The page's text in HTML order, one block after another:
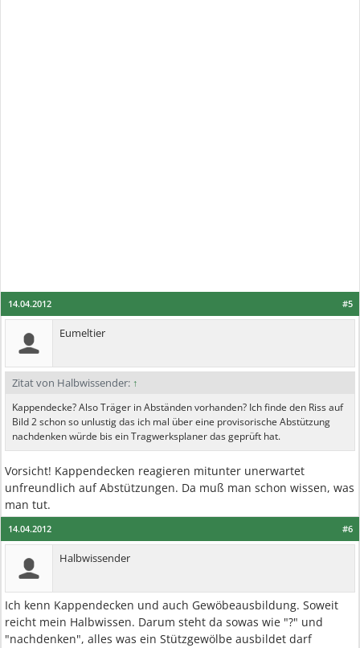
#5
14.04.2012
Eumeltier
Zitat von Halbwissender: ↑
Kappendecke? Also Träger in Abständen vorhanden? Ich finde den Riss auf
Bild 2 schon so unlustig das ich mal über eine provisorische Abstützung
nachdenken würde bis ein Tragwerksplaner das geprüft hat.
Vorsicht! Kappendecken reagieren mitunter unerwartet
unfreundlich auf Abstützungen. Da muß man schon wissen, was
man tut.
#6
14.04.2012
Halbwissender
Ich kenn Kappendecken und auch Gewöbeausbildung. Soweit
reicht mein Halbwissen. Darum steht da sowas wie "?" und
"nachdenken", alles was ein Stützgewölbe ausbildet darf